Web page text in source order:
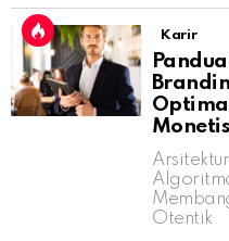
Karir
Otentik